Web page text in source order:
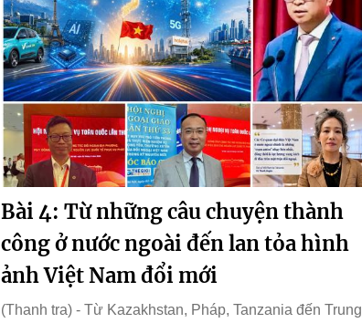
Bài 4: Từ những câu chuyện thành
công ở nước ngoài đến lan tỏa hình
ảnh Việt Nam đổi mới
(Thanh tra) - Từ Kazakhstan, Pháp, Tanzania đến Trung